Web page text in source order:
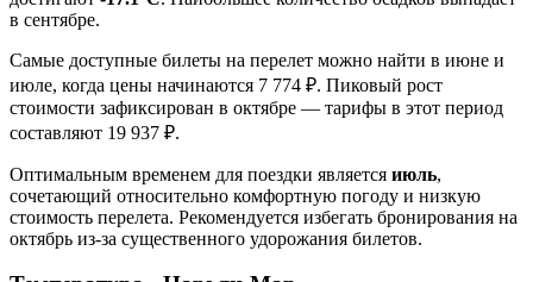
в сентябре.
Самые доступные билеты на перелет можно найти в июне и
июле, когда цены начинаются 7 774 ₽. Пиковый рост
стоимости зафиксирован в октябре — тарифы в этот период
составляют 19 937 ₽.
Оптимальным временем для поездки является июль,
сочетающий относительно комфортную погоду и низкую
стоимость перелета. Рекомендуется избегать бронирования на
октябрь из-за существенного удорожания билетов.